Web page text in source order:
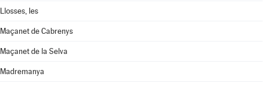
Llosses, les
Maçanet de Cabrenys
Maçanet de la Selva
Madremanya